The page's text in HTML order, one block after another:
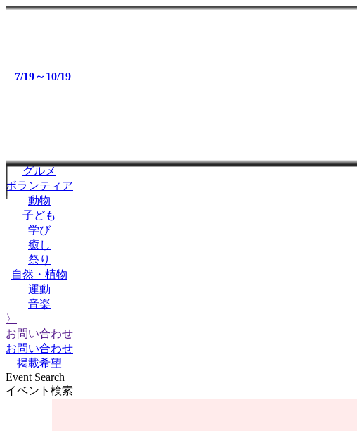
イベント検索
グルメ
ボランティア
動物
子ども
学び
癒し
祭り
自然・植物
運動
音楽
〉
お問い合わせ
お問い合わせ
掲載希望
Event Search
イベント検索
9/26
9/26～9/29
9/20～11/19
9/10～10/12
9/6～9/28
8/4～9/28
8/1～9/28
7/23～10/5
7/19～10/19